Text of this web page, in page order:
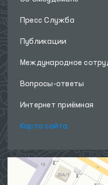
Пресс Служба
Публикации
Международное
Вопросы-ответы
Интернет приёмная
Карта сайта